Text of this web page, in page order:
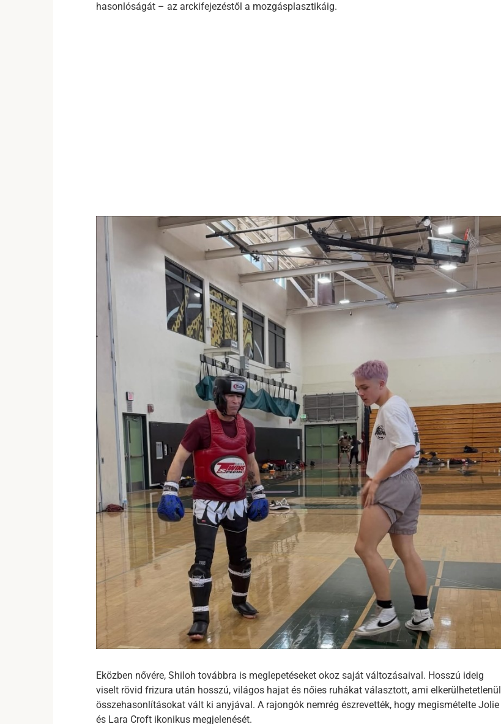
hasonlóságát – az arckifejezéstől a mozgásplasztikáig.
Eközben nővére, Shiloh továbbra is meglepetéseket okoz saját változásaival. Hosszú ideig
viselt rövid frizura után hosszú, világos hajat és nőies ruhákat választott, ami elkerülhetetlenül
összehasonlításokat vált ki anyjával. A rajongók nemrég észrevették, hogy megismételte Jolie
és Lara Croft ikonikus megjelenését.